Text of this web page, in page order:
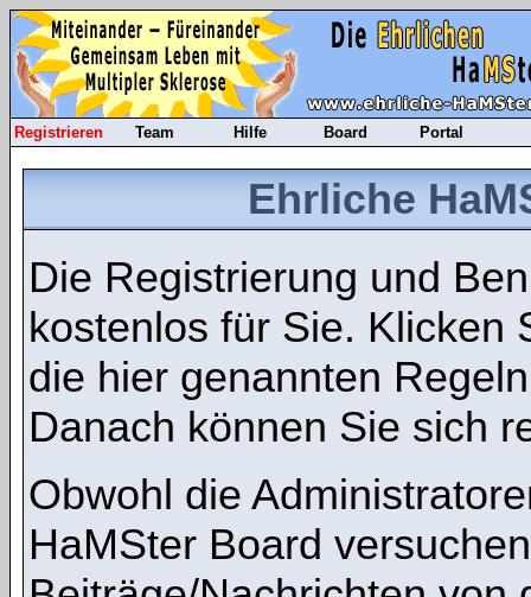
Registrieren Team Hilfe Board Portal
Ehrliche
Die Registrierung und
kostenlos für Sie. Klicken
die hier genannten
Danach können Sie sich
Obwohl die
HaMSter Board